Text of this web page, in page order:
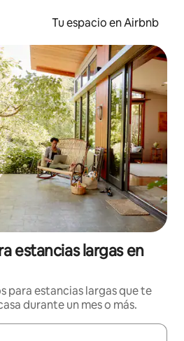
Tu espacio en Airbnb
estancias largas en
para estancias largas que te
durante un mes o más.